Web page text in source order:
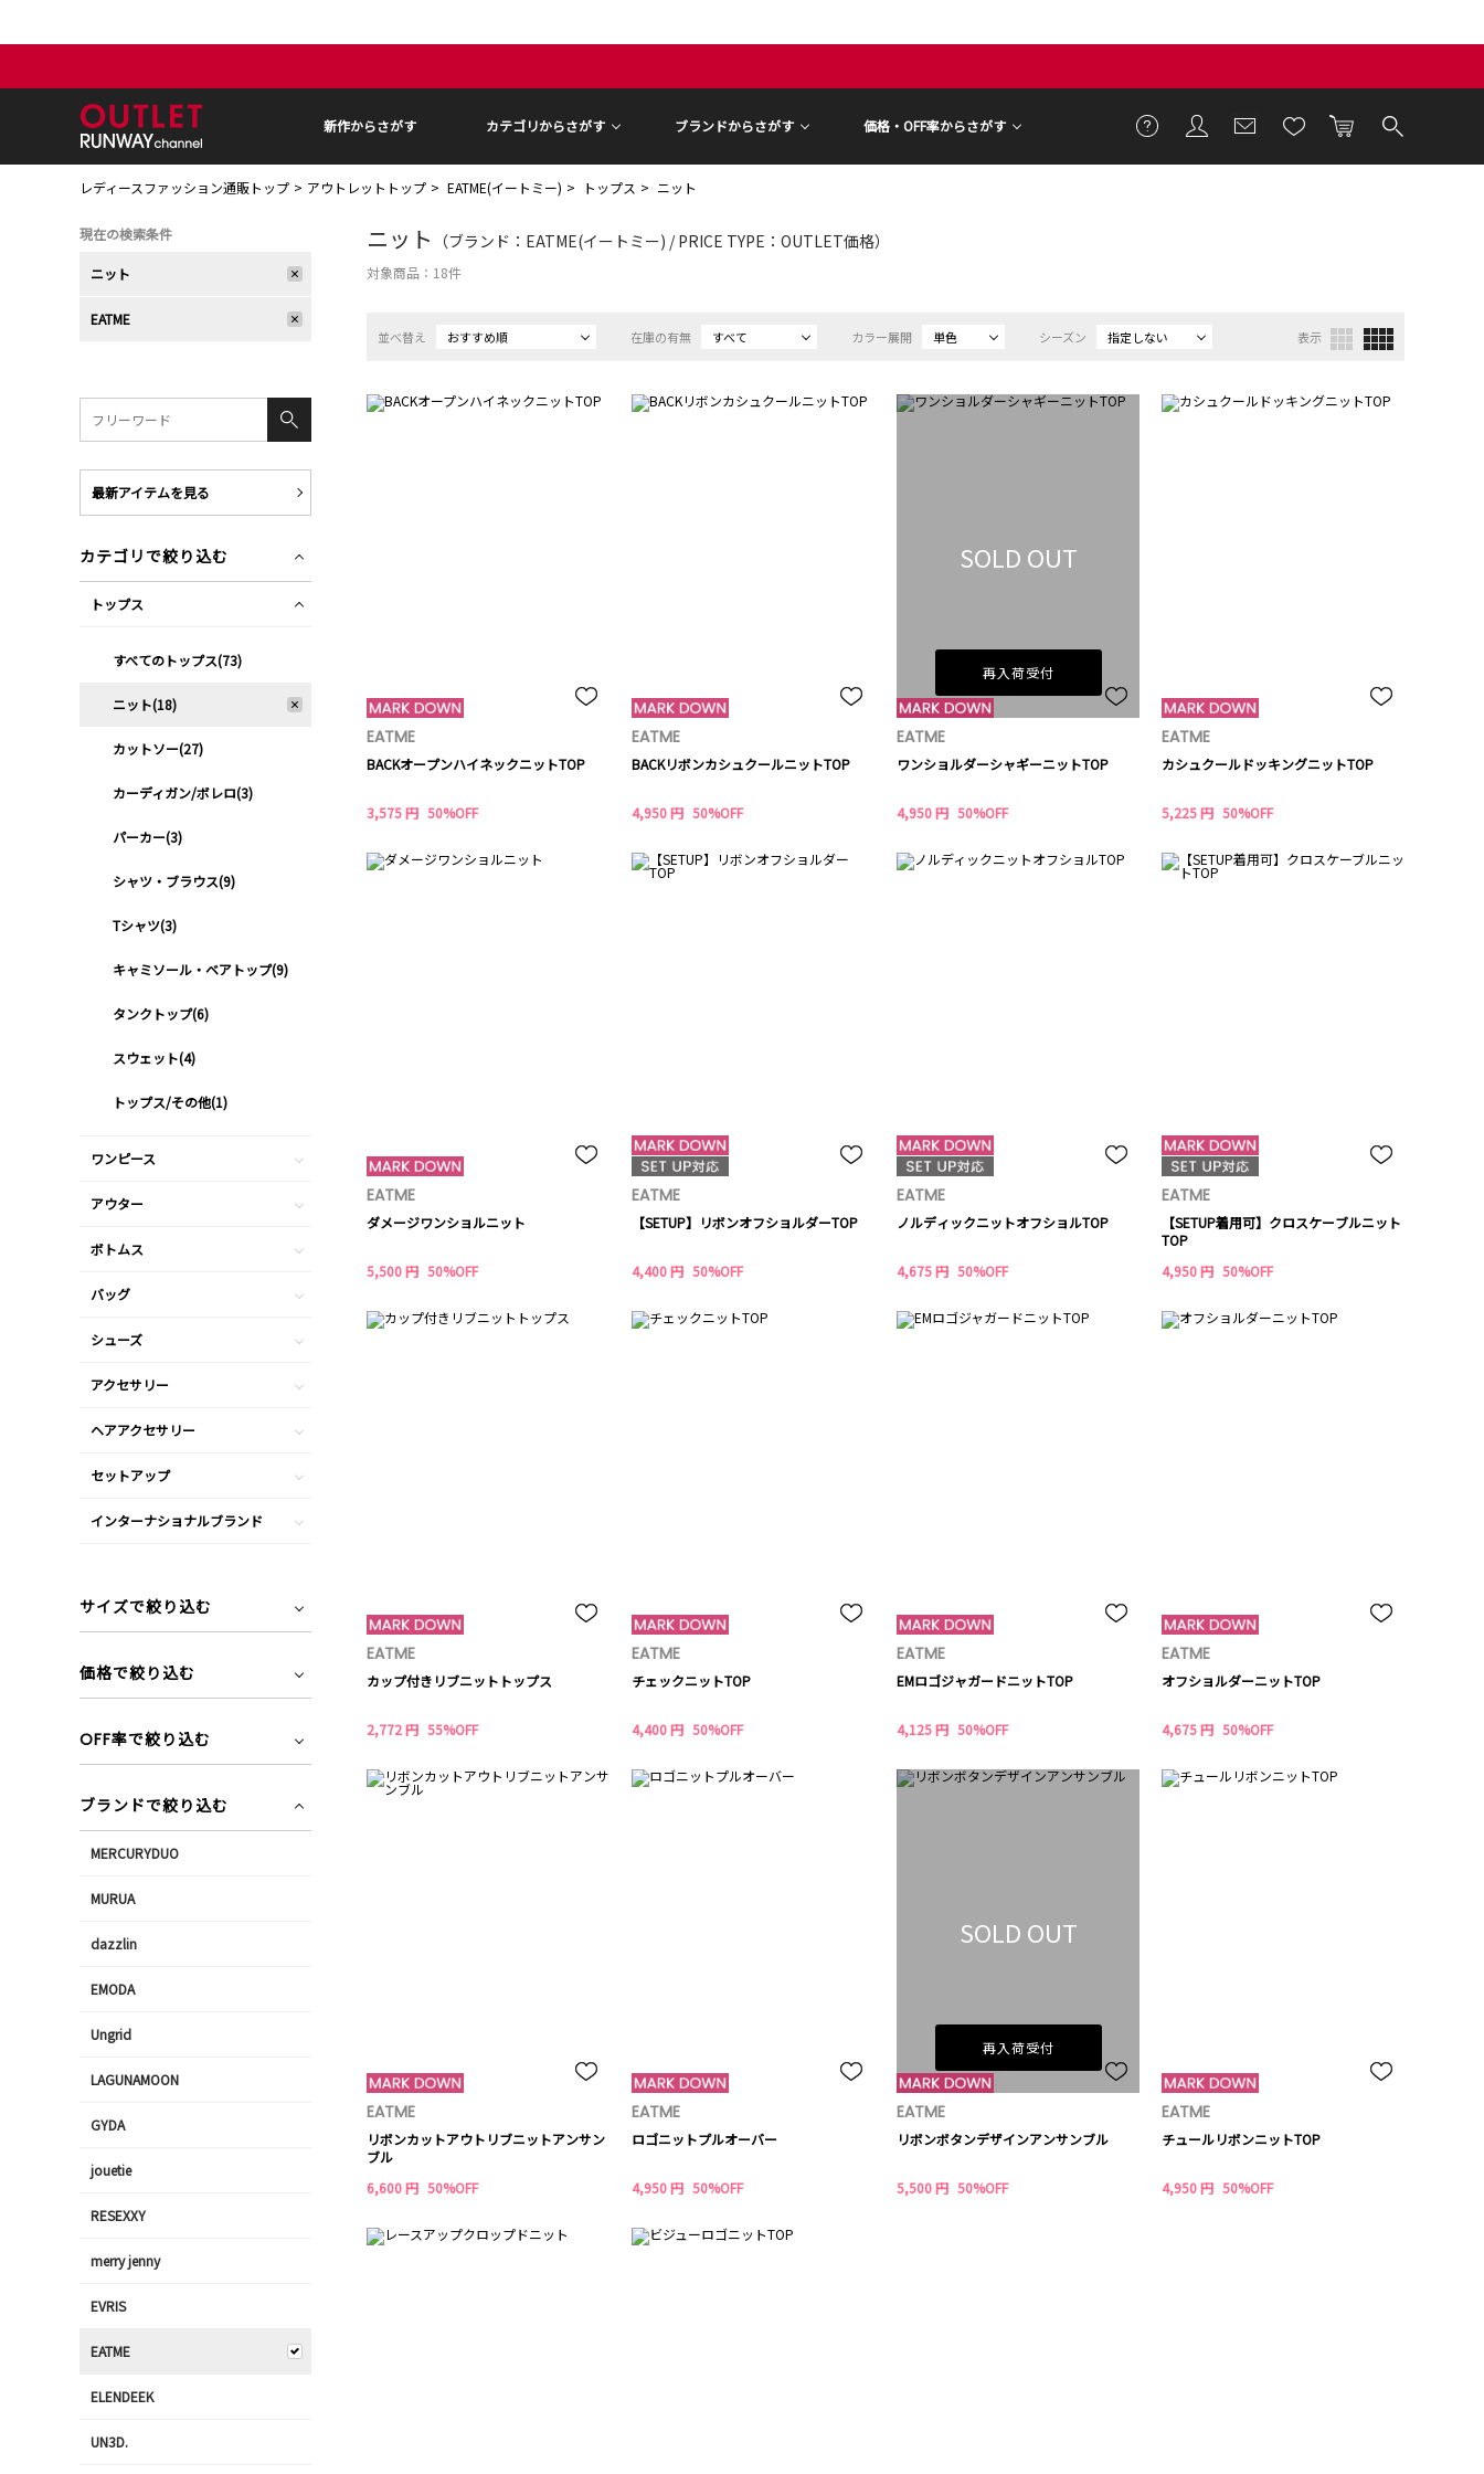
新作からさがす カテゴリからさがす ブランドからさがす 価格・OFF率からさがす
レディースファッション通販トップ アウトレットトップ EATME(イートミー) トップス ニット
ニット （ブランド：EATME(イートミー) / PRICE TYPE：OUTLET価格）
対象商品： 18件
並べ替え おすすめ順 在庫の有無 すべて カラー展開 単色 シーズン 指定しない 表示
EATME
BACKオープンハイネックニットTOP
3,575 円 50%OFF
EATME
BACKリボンカシュクールニットTOP
4,950 円 50%OFF
SOLD OUT
再入荷受付
EATME
ワンショルダーシャギーニットTOP
4,950 円 50%OFF
EATME
カシュクールドッキングニットTOP
5,225 円 50%OFF
EATME
ダメージワンショルニット
5,500 円 50%OFF
EATME
【SETUP】リボンオフショルダーTOP
4,400 円 50%OFF
EATME
ノルディックニットオフショルTOP
4,675 円 50%OFF
EATME
【SETUP着用可】クロスケーブルニット
TOP
4,950 円 50%OFF
EATME
カップ付きリブニットトップス
2,772 円 55%OFF
EATME
チェックニットTOP
4,400 円 50%OFF
EATME
EMロゴジャガードニットTOP
4,125 円 50%OFF
EATME
オフショルダーニットTOP
4,675 円 50%OFF
EATME
リボンカットアウトリブニットアンサン
ブル
6,600 円 50%OFF
EATME
ロゴニットプルオーバー
4,950 円 50%OFF
SOLD OUT
再入荷受付
EATME
リボンボタンデザインアンサンブル
5,500 円 50%OFF
EATME
チュールリボンニットTOP
4,950 円 50%OFF
現在の検索条件
ニット
EATME
最新アイテムを見る
カテゴリで絞り込む
トップス
すべてのトップス(73)
ニット(18)
カットソー(27)
カーディガン/ボレロ(3)
パーカー(3)
シャツ・ブラウス(9)
Tシャツ(3)
キャミソール・ベアトップ(9)
タンクトップ(6)
スウェット(4)
トップス/その他(1)
ワンピース
アウター
ボトムス
バッグ
シューズ
アクセサリー
ヘアアクセサリー
セットアップ
インターナショナルブランド
サイズで絞り込む
価格で絞り込む
OFF率で絞り込む
ブランドで絞り込む
MERCURYDUO
MURUA
dazzlin
EMODA
Ungrid
LAGUNAMOON
GYDA
jouetie
RESEXXY
merry jenny
EVRIS
EATME
ELENDEEK
UN3D.